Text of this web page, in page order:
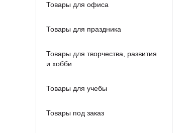
Товары для офиса
Товары для праздника
Товары для творчества, развития
и хобби
Товары для учебы
Товары под заказ